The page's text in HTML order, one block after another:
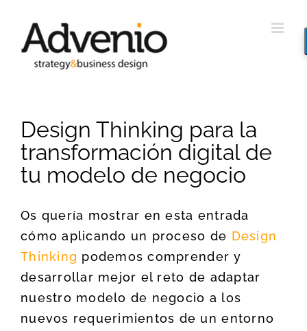
contenido
Design Thinking para la
transformación digital de
tu modelo de negocio
Os quería mostrar en esta entrada
cómo aplicando un proceso de Design
Thinking podemos comprender y
desarrollar mejor el reto de adaptar
nuestro modelo de negocio a los
nuevos requerimientos de un entorno